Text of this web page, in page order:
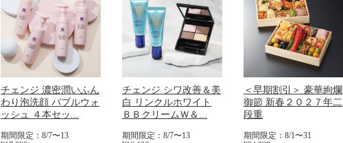
チェンジ 濃密潤いふん
わり泡洗顔 バブルウォ
ッシュ ４本セッ...
期間限定：8/7〜13
チェンジ シワ改善＆美
白 リンクルホワイト
ＢＢクリームＷ＆...
期間限定：8/7〜13
＜早期割引＞ 豪華絢爛
御節 新春２０２７年二
段重
期間限定：8/1〜31